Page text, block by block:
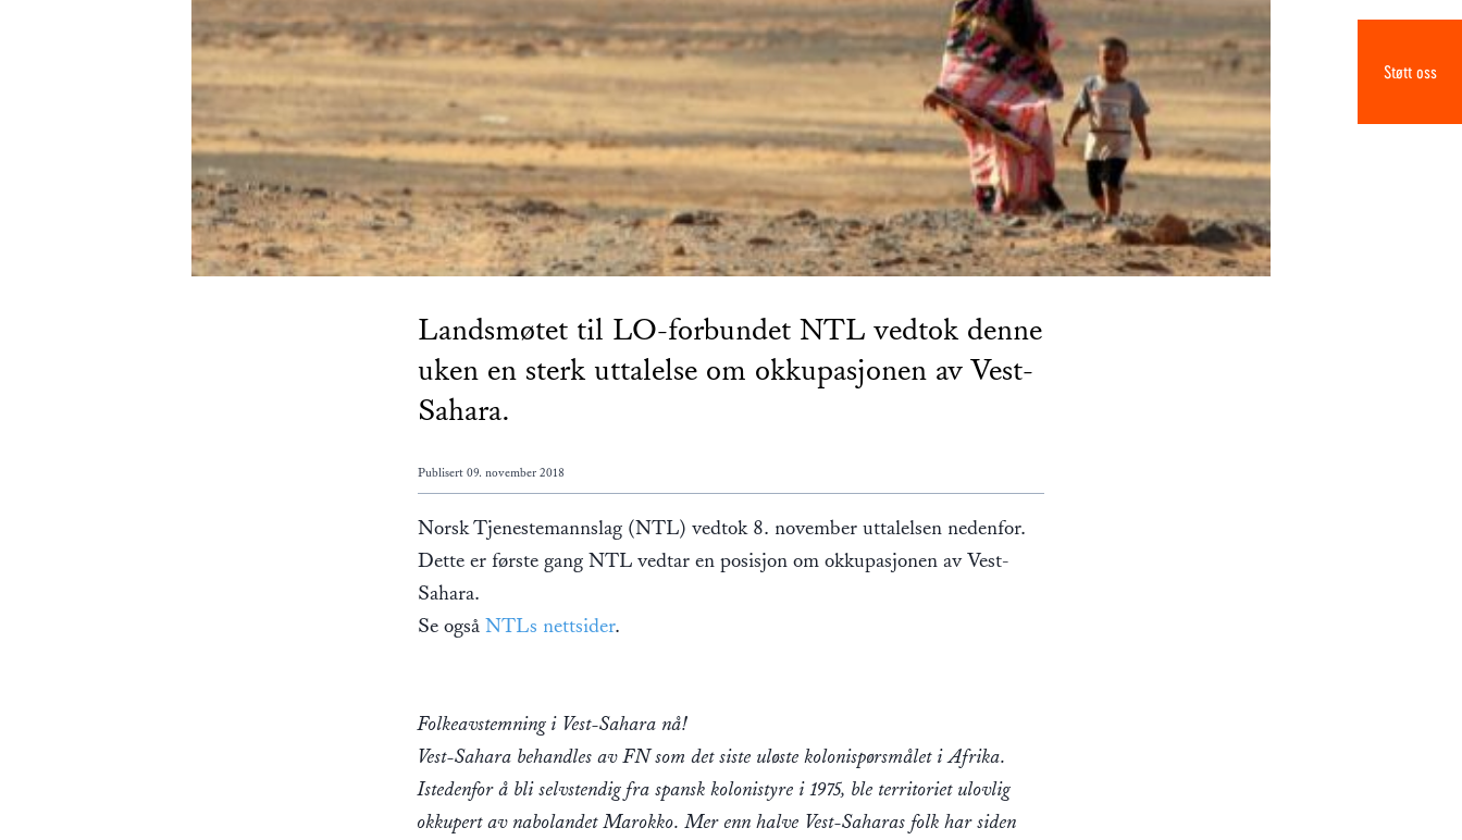
Støtt oss
Landsmøtet til LO-forbundet NTL vedtok denne
uken en sterk uttalelse om okkupasjonen av Vest-
Sahara.
Publisert 09. november 2018
Norsk Tjenestemannslag (NTL) vedtok 8. november uttalelsen nedenfor.
Dette er første gang NTL vedtar en posisjon om okkupasjonen av Vest-
Sahara.
Se også NTLs nettsider.
Folkeavstemning i Vest-Sahara nå!
Vest-Sahara behandles av FN som det siste uløste kolonispørsmålet i Afrika.
Istedenfor å bli selvstendig fra spansk kolonistyre i 1975, ble territoriet ulovlig
okkupert av nabolandet Marokko. Mer enn halve Vest-Saharas folk har siden